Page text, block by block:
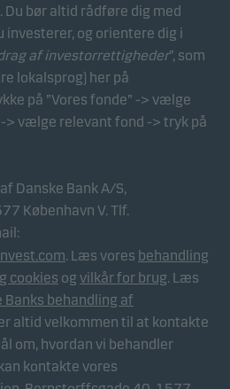
bør altid rådføre dig med
investerer, og orientere dig i
af investorrettigheder”, som
lokalsprog) her på
på ”Vores fonde” -> vælge
vælge relevant fond -> tryk på
Danske Bank A/S,
København V. Tlf.
. Læs vores behandling
cookies og vilkår for brug. Læs
behandling af
altid velkommen til at kontakte
om, hvordan vi behandler
kontakte vores